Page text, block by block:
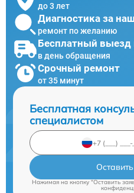
до 3 лет
Диагностика за
ремонт по желанию
Бесплатный выезд
в день обращения
Срочный ремонт
от 35 минут
Бесплатная
специалистом
Нажимая на кнопку "Оставить